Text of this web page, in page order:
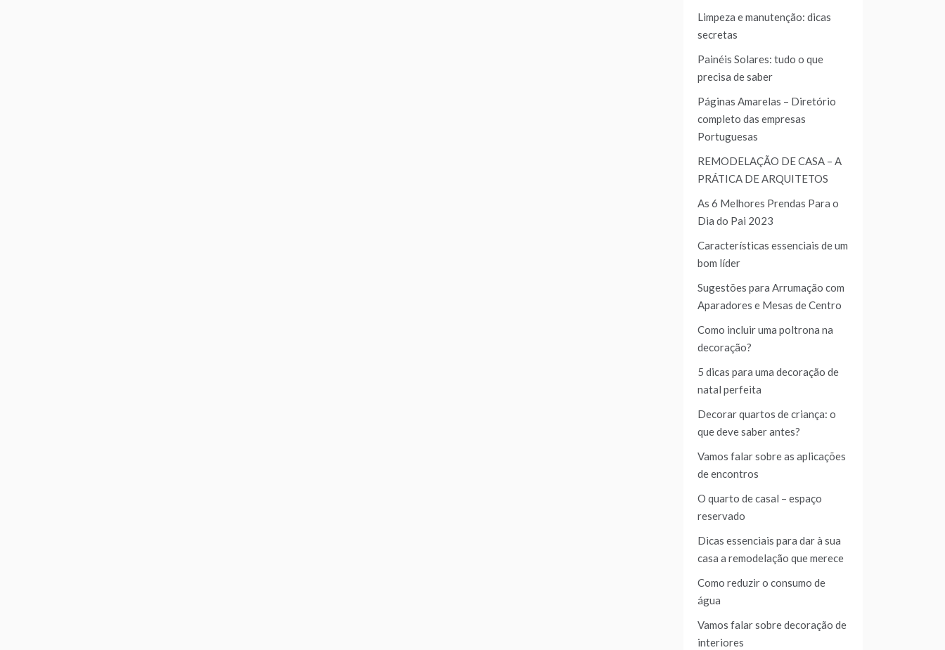
Limpeza e manutenção: dicas
secretas
Painéis Solares: tudo o que
precisa de saber
Páginas Amarelas – Diretório
completo das empresas
Portuguesas
REMODELAÇÃO DE CASA – A
PRÁTICA DE ARQUITETOS
As 6 Melhores Prendas Para o
Dia do Pai 2023
Características essenciais de um
bom líder
Sugestões para Arrumação com
Aparadores e Mesas de Centro
Como incluir uma poltrona na
decoração?
5 dicas para uma decoração de
natal perfeita
Decorar quartos de criança: o
que deve saber antes?
Vamos falar sobre as aplicações
de encontros
O quarto de casal – espaço
reservado
Dicas essenciais para dar à sua
casa a remodelação que merece
Como reduzir o consumo de
água
Vamos falar sobre decoração de
interiores